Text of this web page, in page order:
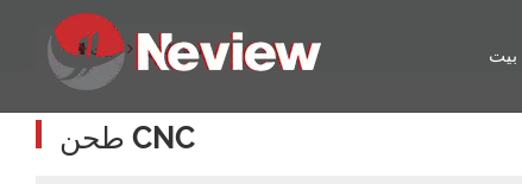
بيت بيت طحن CNC
طحن CNC